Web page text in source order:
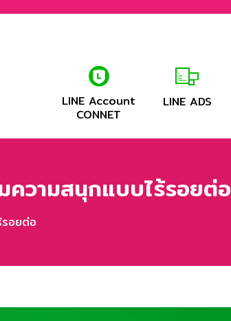
LINE Account
CONNET
LINE ADS
ความสนุกแบบไร้รอยต่อ
อยต่อ